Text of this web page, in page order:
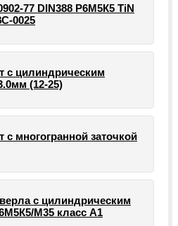
77 DIN388 Р6М5К5 TiN
0025
с цилиндрическим
(12-25)
с многогранной заточкой
с цилиндрическим
М35 класс А1